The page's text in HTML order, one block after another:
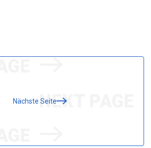
Nächste Seite